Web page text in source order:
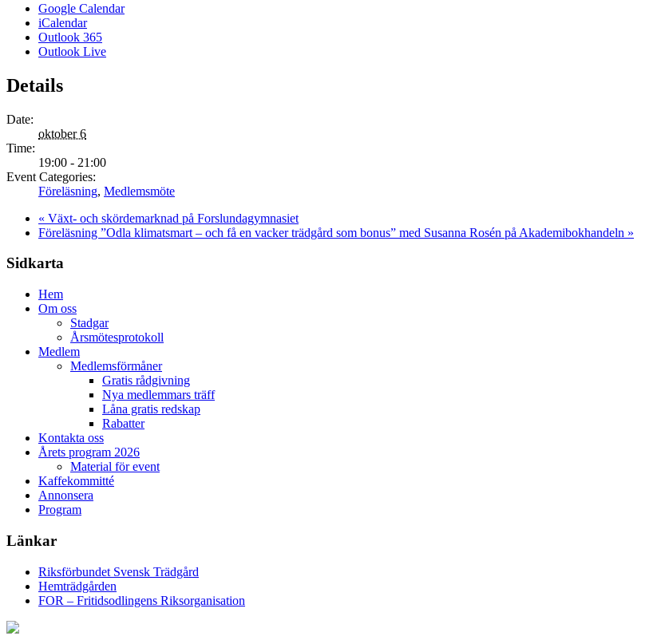
Google Calendar
iCalendar
Outlook 365
Outlook Live
Details
Date:
oktober 6
Time:
19:00 - 21:00
Event Categories:
Föreläsning, Medlemsmöte
« Växt- och skördemarknad på Forslundagymnasiet
Föreläsning ”Odla klimatsmart – och få en vacker trädgård som bonus” med Susanna Rosén på Akademibokhandeln »
Sidkarta
Hem
Om oss
Stadgar
Årsmötesprotokoll
Medlem
Medlemsförmåner
Gratis rådgivning
Nya medlemmars träff
Låna gratis redskap
Rabatter
Kontakta oss
Årets program 2026
Material för event
Kaffekommitté
Annonsera
Program
Länkar
Riksförbundet Svensk Trädgård
Hemträdgården
FOR – Fritidsodlingens Riksorganisation